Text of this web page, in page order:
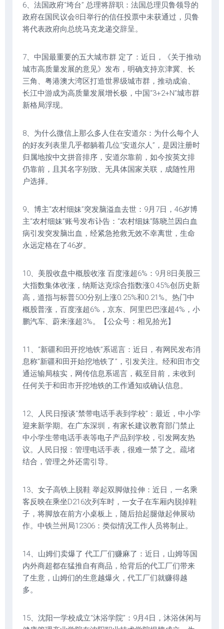
6、法国政府“垮台” 总理将辞职：法国总理贝鲁领导的
政府在国民议会8日举行的信任投票中未获通过，贝鲁
将代表政府向总统马克龙递交辞呈。
7、中国最重要的五大城市群 定了：近日，《关于推动
城市高质量发展的意见》发布，明确支持京津冀、长
三角、粤港澳大湾区打造世界级城市群，推动成渝、
长江中游成为高质量发展增长极，中国“3+2+N”城市群
新格局浮现。
8、为什么微信上那么多人住在安道尔：为什么每个人
的好友列表里几乎都躺着几位“安道尔人”，是因注册时
归属地按中文拼音排序，安道尔靠前，如今按英文排
仍靠前，且其名字别致、无具体国家关联，成随性用
户选择。
9、博主“农村细妹”突发脑溢血去世：9月7日，46岁博
主“农村细妹”账号发布讣告：“农村细妹”陈晓兰因白血
病引发突发脑出血，经紧急抢救无效不幸离世，生命
永远定格在了46岁。
10、美股收盘中概股收涨 百度涨超6%：9月8日美股三
大指数集体收涨，纳斯达克综合指数涨0.45%创历史新
高，道指与标普500分别上涨0.25%和0.21%。热门中
概股普涨，百度涨超6%，京东、阿里巴巴涨超4%，小
鹏汽车、蔚来涨超3%。【公众号：相见拾光】
11、“新疆和田开挖地铁”系谣言：近日，有网民发布消
息称“新疆和田开始挖地铁了”，引发关注。经和田市交
通运输局核实，网传信息系谣言，截至目前，未收到
任何关于和田市开挖地铁的工作通知或确认信息。
12、人民日报谈“禁带电话手表到学校”：最近，中小学
迎来新学期。在广东深圳，有家长建议教育部门禁止
中小学生带电话手表等电子产品到学校，引发网友热
议。人民日报：管理电话手表，很难一禁了之。疏堵
结合，管理之外还需引导。
13、女子高铁上脱鞋 举起双脚做拉伸：近日，一名乘
客反映在乘坐D216次列车时，一女子在车厢内脱掉鞋
子，将脚放在前方小桌板上，随后抬起腿做起伸展动
作。中铁兰州局12306：类似情况工作人员将制止。
14、山姆们卖爆了 代工厂们赚麻了：近日，山姆等国
内外商超都在猛推自有商品，给背后的代工厂们带来
了生意，山姆们的生意越爆火，代工厂们就赚得越
多。
15、沈阳一学校成立“沐浴学院”：9月4日，沐浴休闲与